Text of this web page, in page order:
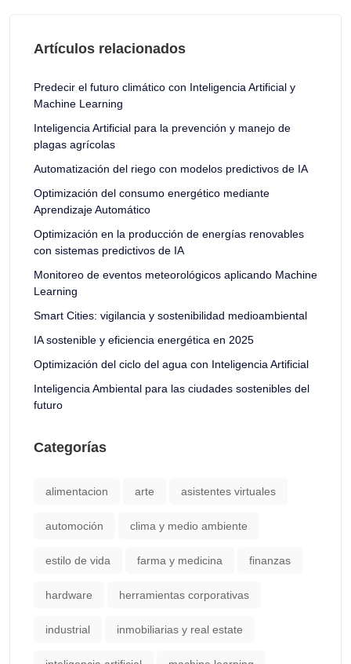
Artículos relacionados
Predecir el futuro climático con Inteligencia Artificial y
Machine Learning
Inteligencia Artificial para la prevención y manejo de
plagas agrícolas
Automatización del riego con modelos predictivos de IA
Optimización del consumo energético mediante
Aprendizaje Automático
Optimización en la producción de energías renovables
con sistemas predictivos de IA
Monitoreo de eventos meteorológicos aplicando Machine
Learning
Smart Cities: vigilancia y sostenibilidad medioambiental
IA sostenible y eficiencia energética en 2025
Optimización del ciclo del agua con Inteligencia Artificial
Inteligencia Ambiental para las ciudades sostenibles del
futuro
Categorías
alimentacion arte asistentes virtuales
automoción clima y medio ambiente
estilo de vida farma y medicina finanzas
hardware herramientas corporativas
industrial inmobiliarias y real estate